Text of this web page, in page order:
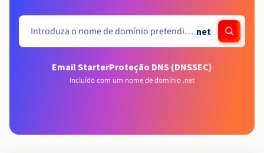
.net
Email StarterProteção DNS (DNSSEC)
Incluído com um nome de domínio .net